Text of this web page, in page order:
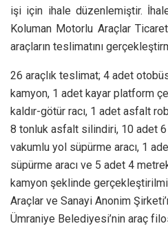
işi için ihale düzenlemiştir.
Koluman Motorlu Araçlar
araçların teslimatını
26 araçlık teslimat; 4 adet
kamyon, 1 adet kayar platform
kaldır-götür racı, 1 adet asfalt
8 tonluk asfalt silindiri, 10 adet
vakumlu yol süpürme aracı, 1
süpürme aracı ve 5 adet 4
kamyon şeklinde
Araçlar ve Sanayi Anonim
Ümraniye Belediyesi’nin araç